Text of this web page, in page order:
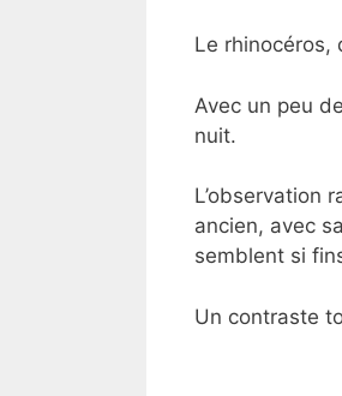
Le rhinocéros,
Avec un peu
nuit.
L’observation
ancien, avec
semblent si
Un contraste